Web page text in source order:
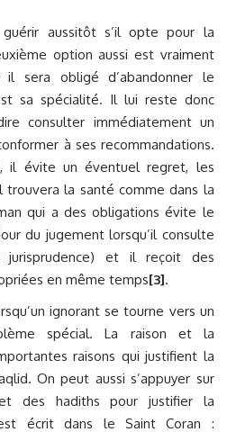
aussitôt s’il opte pour la
option aussi est vraiment
sera obligé d’abandonner le
sa spécialité. Il lui reste donc
consulter immédiatement un
à ses recommandations.
il évite un éventuel regret, les
la santé comme dans la
qui a des obligations évite le
du jugement lorsqu’il consulte
jurisprudence) et il reçoit des
en même temps[3].
ignorant se tourne vers un
spécial. La raison et la
raisons qui justifient la
On peut aussi s’appuyer sur
des hadiths pour justifier la
écrit dans le Saint Coran :